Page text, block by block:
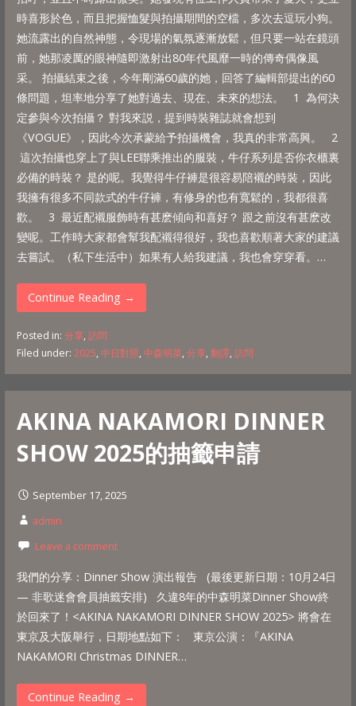
時喜形於色，而且把握恤髮與拍攝期間的空檔，多次去逗玩小狗。
她流露出的自然神態，令現場的氣氛逐漸放鬆，但只要一站在鏡頭
前，她那凌厲的眼神隨即激射出80年代風靡一時的傳奇偶像風
采。 拍攝結束之後，今年剛滿60歲的她，回答了編輯部提出的60
條問題，坦率地分享了她對過去、現在、未來的想法。 1 為何決
定參與今次拍攝？ 對我來説，提到時裝雜誌就會想到
《VOGUE》，因此今次承蒙給予拍攝機會，我真的非常高興。 2
這次拍攝也穿上了與LEE聯乘推出的服裝，牛仔系列是否你衣櫃裏
必備的時裝？ 是的呢。我覺得牛仔褲是很容易陪襯的時裝，因此
我擁有很多不同款式的牛仔褲，有修身的也有寬鬆的，我都很喜
歡。 3 最近配襯服飾時有甚麽傾向和喜好？ 跟之前沒有甚麽改
變呢。工作時大家都會幫我配襯得很好，我也喜歡順著大家的建議
去嘗試。（私下生活中）如果有人給我建議，我也會穿穿看。…
Continue Reading →
Posted in: 分享, 訪問
Filed under: 2025, 中日對照, 中森明菜, 分享, 翻譯, 訪問
AKINA NAKAMORI DINNER
SHOW 2025的抽籤申請
September 17, 2025
admin
Leave a comment
我們的分享：Dinner Show 演出報告 (最後更新日期：10月24日
— 非歌迷會會員抽籤安排) 久違8年的中森明菜Dinner Show終
於回來了！<AKINA NAKAMORI DINNER SHOW 2025> 將會在
東京及大阪舉行，日期地點如下： 東京公演：『AKINA
NAKAMORI Christmas DINNER…
Continue Reading →